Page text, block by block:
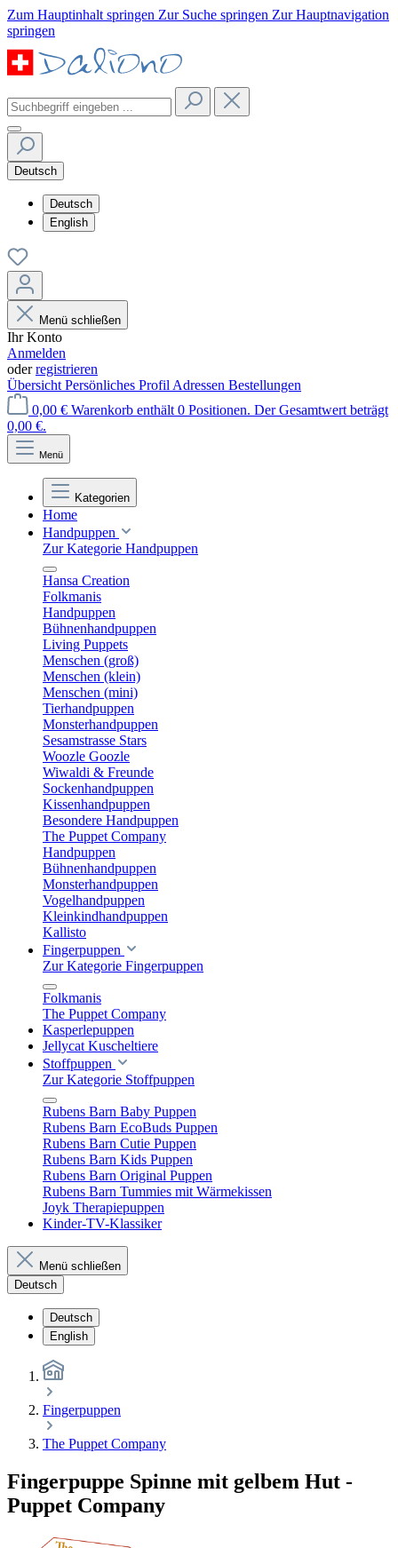
Zum Hauptinhalt springen Zur Suche springen Zur Hauptnavigation
springen
Deutsch
Deutsch
English
Menü schließen
Ihr Konto
Anmelden
oderregistrieren
Übersicht Persönliches Profil Adressen Bestellungen
0,00 € Warenkorb enthält 0 Positionen. Der Gesamtwert beträgt
0,00 €.
Menü
Kategorien
Home
Handpuppen
Zur Kategorie Handpuppen
Hansa Creation
Folkmanis
Handpuppen
Bühnenhandpuppen
Living Puppets
Menschen (groß)
Menschen (klein)
Menschen (mini)
Tierhandpuppen
Monsterhandpuppen
Sesamstrasse Stars
Woozle Goozle
Wiwaldi & Freunde
Sockenhandpuppen
Kissenhandpuppen
Besondere Handpuppen
The Puppet Company
Handpuppen
Bühnenhandpuppen
Monsterhandpuppen
Vogelhandpuppen
Kleinkindhandpuppen
Kallisto
Fingerpuppen
Zur Kategorie Fingerpuppen
Folkmanis
The Puppet Company
Kasperlepuppen
Jellycat Kuscheltiere
Stoffpuppen
Zur Kategorie Stoffpuppen
Rubens Barn Baby Puppen
Rubens Barn EcoBuds Puppen
Rubens Barn Cutie Puppen
Rubens Barn Kids Puppen
Rubens Barn Original Puppen
Rubens Barn Tummies mit Wärmekissen
Joyk Therapiepuppen
Kinder-TV-Klassiker
Menü schließen
Deutsch
Deutsch
English
Fingerpuppen
The Puppet Company
Fingerpuppe Spinne mit gelbem Hut -
Puppet Company